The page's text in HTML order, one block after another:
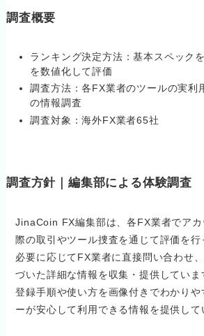
調査概要
ランキング決定方法：基本スペック
を数値化して評価
調査方法：各FX業者のツールの実利
の情報調査
調査対象：海外FX業者65社
調査方針｜編集部による体験調査
JinaCoin FX編集部は、各FX業者でア
際の取引やツール捜査を通じて評価を行
必要に応じてFX業者に直接問い合わせ
づいた詳細な情報を収集・提供していま
登録手順や使い方を画像付きでわかり
ーが安心して利用できる情報を提供して